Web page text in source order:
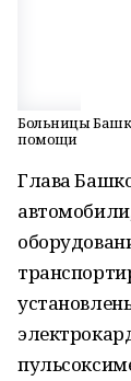
Больницы
помощи
Глава